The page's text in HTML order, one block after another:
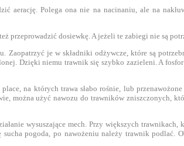
Polega ona nie na nacinaniu, ale na
dosiewkę. A jeżeli te zabiegi nie są
je w składniki odżywcze, które są
Dzięki niemu trawnik się szybko zazieleni. A
na których trawa słabo rośnie, lub
można użyć nawozu do trawników zniszczonych,
wysuszające mech. Przy większych
pogoda, po nawożeniu należy trawnik podlać.